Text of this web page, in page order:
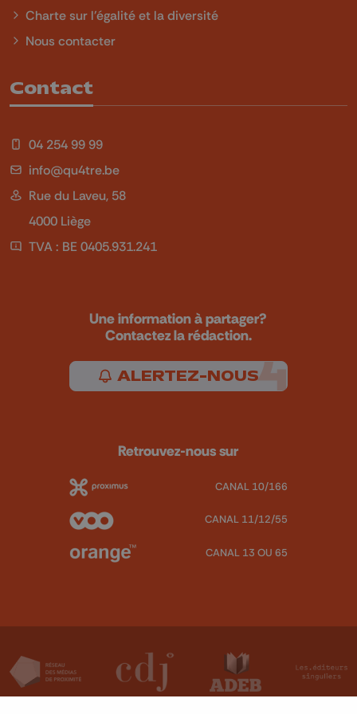
Charte sur l'égalité et la diversité
Nous contacter
Contact
04 254 99 99
info@qu4tre.be
Rue du Laveu, 58
4000 Liège
TVA : BE 0405.931.241
Une information à partager?
Contactez la rédaction.
ALERTEZ-NOUS
Retrouvez-nous sur
CANAL 10/166
CANAL 11/12/55
CANAL 13 OU 65